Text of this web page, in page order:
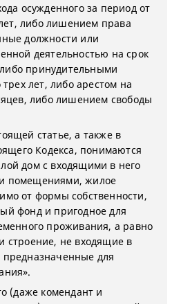
осужденного за период от
либо лишением права
должности или
деятельностью на срок
принудительными
лет, либо арестом на
либо лишением свободы
статье, а также в
Кодекса, понимаются
дом с входящими в него
помещениями, жилое
от формы собственности,
фонд и пригодное для
проживания, а равно
строение, не входящие в
для
(даже комендант и